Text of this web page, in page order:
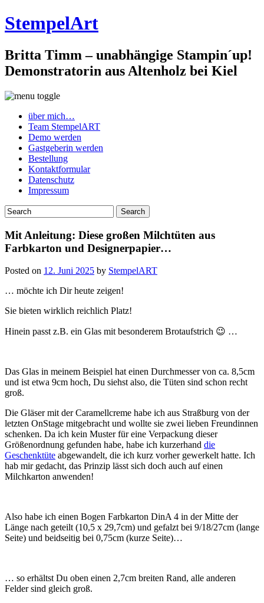
StempelArt
Britta Timm – unabhängige Stampin´up!
Demonstratorin aus Altenholz bei Kiel
über mich…
Team StempelART
Demo werden
Gastgeberin werden
Bestellung
Kontaktformular
Datenschutz
Impressum
Mit Anleitung: Diese großen Milchtüten aus
Farbkarton und Designerpapier…
Posted on 12. Juni 2025 by StempelART
… möchte ich Dir heute zeigen!
Sie bieten wirklich reichlich Platz!
Hinein passt z.B. ein Glas mit besonderem Brotaufstrich 😉 …
Das Glas in meinem Beispiel hat einen Durchmesser von ca. 8,5cm
und ist etwa 9cm hoch, Du siehst also, die Tüten sind schon recht
groß.
Die Gläser mit der Caramellcreme habe ich aus Straßburg von der
letzten OnStage mitgebracht und wollte sie zwei lieben Freundinnen
schenken. Da ich kein Muster für eine Verpackung dieser
Größenordnung gefunden habe, habe ich kurzerhand die
Geschenktüte abgewandelt, die ich kurz vorher gewerkelt hatte. Ich
hab mir gedacht, das Prinzip lässt sich doch auch auf einen
Milchkarton anwenden!
Also habe ich einen Bogen Farbkarton DinA 4 in der Mitte der
Länge nach geteilt (10,5 x 29,7cm) und gefalzt bei 9/18/27cm (lange
Seite) und beidseitig bei 0,75cm (kurze Seite)…
… so erhältst Du oben einen 2,7cm breiten Rand, alle anderen
Felder sind gleich groß.